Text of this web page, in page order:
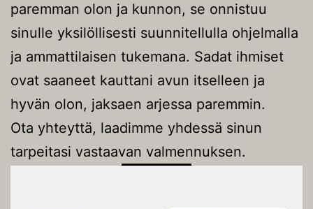
paremman olon ja kunnon, se onnistuu
sinulle yksilöllisesti suunnitellulla ohjelmalla
ja ammattilaisen tukemana. Sadat ihmiset
ovat saaneet kauttani avun itselleen ja
hyvän olon, jaksaen arjessa paremmin.
Ota yhteyttä, laadimme yhdessä sinun
tarpeitasi vastaavan valmennuksen.